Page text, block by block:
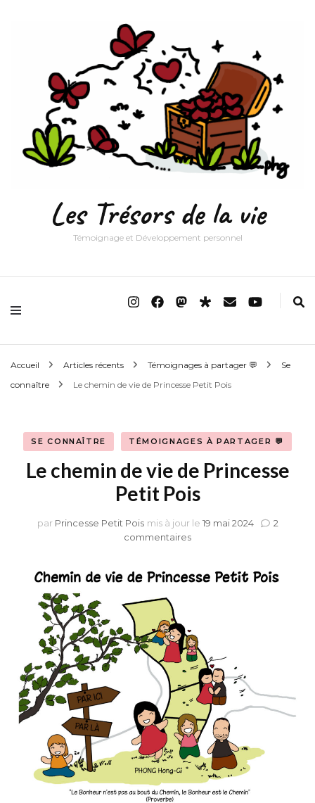
Les Trésors de la vie
Témoignage et Développement personnel
Accueil Articles récents Témoignages à partager 💬
Se
connaître
Le chemin de vie de Princesse Petit Pois
SE CONNAÎTRE TÉMOIGNAGES À PARTAGER 💬
Le chemin de vie de Princesse
Petit Pois
par Princesse Petit Pois mis à jour le 19 mai 2024
2
commentairessur
de
Petit
Pois